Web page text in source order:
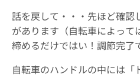
話を戻して・・・先ほど確認
があります（自転車によっ
締めるだけではい！調節完了
自転車のハンドルの中には